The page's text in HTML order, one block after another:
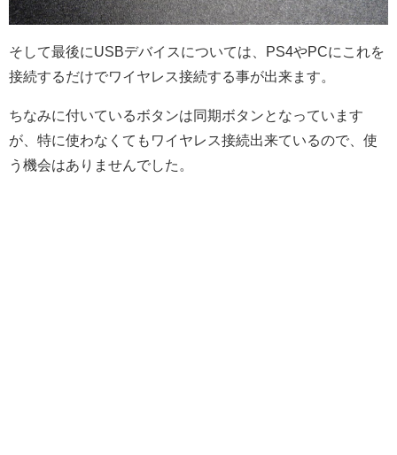
そして最後にUSBデバイスについては、PS4やPCにこれを
接続するだけでワイヤレス接続する事が出来ます。
ちなみに付いているボタンは同期ボタンとなっています
が、特に使わなくてもワイヤレス接続出来ているので、使
う機会はありませんでした。